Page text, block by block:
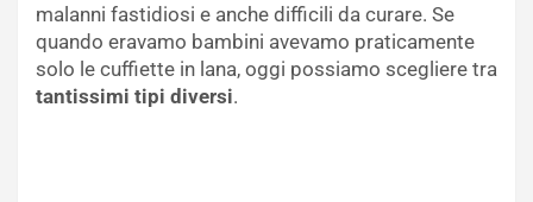
malanni fastidiosi e anche difficili da curare. Se
quando eravamo bambini avevamo praticamente
solo le cuffiette in lana, oggi possiamo scegliere tra
tantissimi tipi diversi.